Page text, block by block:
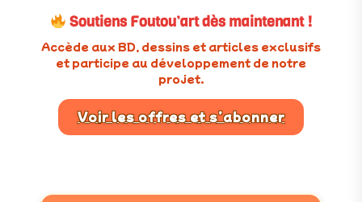
Soutiens Foutou’art dès maintenant !
Accède aux BD, dessins et articles exclusifs
et participe au développement de notre
projet.
Voir les offres et s’abonner